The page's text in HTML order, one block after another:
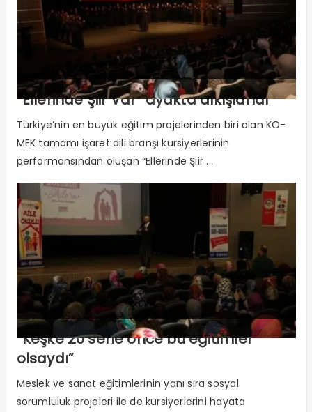
“Ellerinde Şiir Var” ayakta alkışlandı
Türkiye’nin en büyük eğitim projelerinden biri olan KO-
MEK tamamı işaret dili branşı kursiyerlerinin
performansından oluşan “Ellerinde Şiir ...
“Keşke 20 sene önce bu eğitimler
olsaydı”
Meslek ve sanat eğitimlerinin yanı sıra sosyal
sorumluluk projeleri ile de kursiyerlerini hayata